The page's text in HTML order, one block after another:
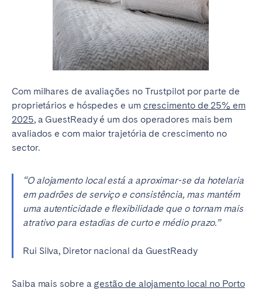
Com milhares de avaliações no Trustpilot por parte de
proprietários e hóspedes e um crescimento de 25% em
2025, a GuestReady é um dos operadores mais bem
avaliados e com maior trajetória de crescimento no
sector.
“O alojamento local está a aproximar-se da hotelaria
em padrões de serviço e consistência, mas mantém
uma autenticidade e flexibilidade que o tornam mais
atrativo para estadias de curto e médio prazo.”
Rui Silva, Diretor nacional da GuestReady
Saiba mais sobre a gestão de alojamento local no Porto